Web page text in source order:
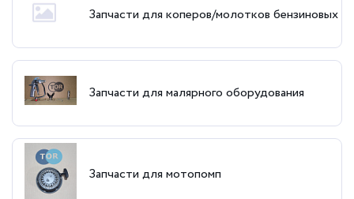
Запчасти для коперов/молотков бензиновых
Запчасти для малярного оборудования
Запчасти для мотопомп